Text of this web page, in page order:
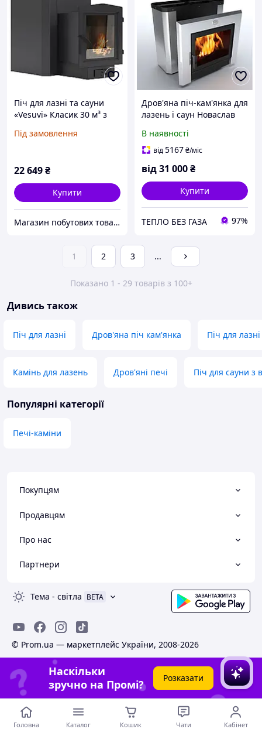
Піч для лазні та сауни
«Vesuvi» Класик 30 м³ з
на дверці
Під замовлення
22 649₴
Купити
Магазин побутових товарів
Дров'яна піч-кам'янка для
лазень і саун Новаслав
В наявності
від5167₴/міс
від31 000₴
Купити
ТЕПЛО БЕЗ ГАЗА 97%
1 2 3 ...
Показано 1 - 29 товарів з 100+
Дивись також
Піч для лазні Дров'яна піч кам'янка Піч для
Камінь для лазень Дров'яні печі Піч для сауни
Популярні категорії
Печі-каміни
Покупцям
Продавцям
Про нас
Партнери
Тема - світла BETA
© Prom.ua — маркетплейс України, 2008-2026
Наскільки
зручно на Промі?
Розказати
Головна Каталог Кошик Чати Кабінет